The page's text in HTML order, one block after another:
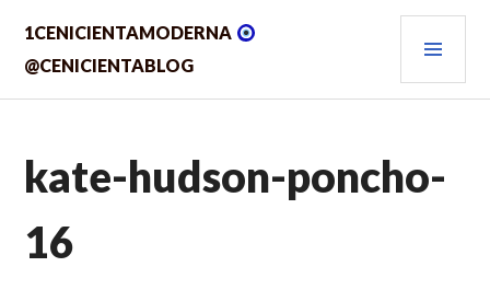
contenido.
1CENICIENTAMODERNA
@CENICIENTABLOG
kate-hudson-poncho-
16